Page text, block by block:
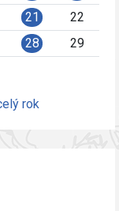
21
22
28
29
rok